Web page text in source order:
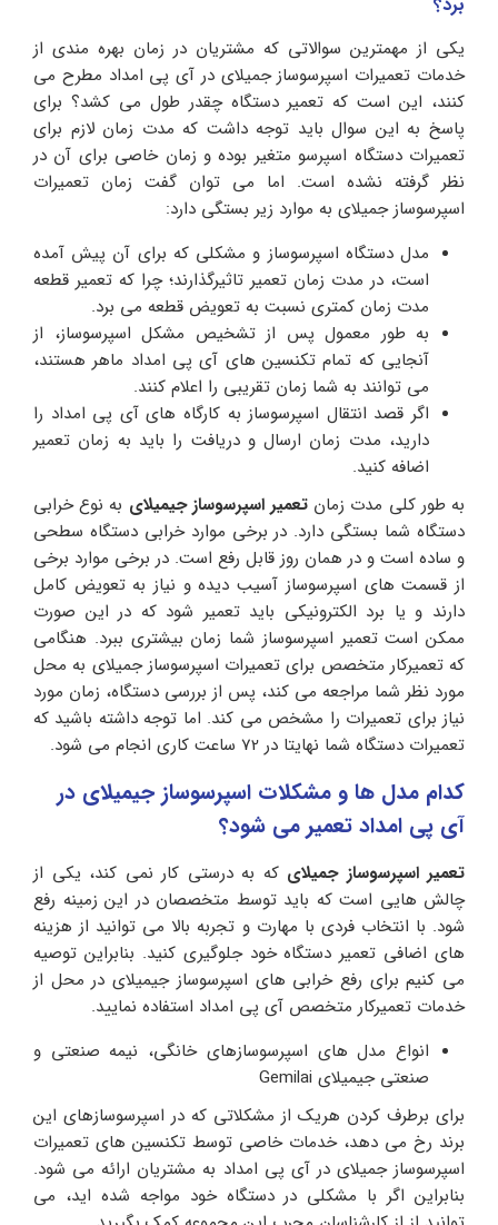
یکی از مهمترین سوالاتی که مشتریان در زمان بهره مندی از
خدمات تعمیرات اسپرسوساز جمیلای در آی پی امداد مطرح می
کنند، این است که تعمیر دستگاه چقدر طول می کشد؟ برای
پاسخ به این سوال باید توجه داشت که مدت زمان لازم برای
تعمیرات دستگاه اسپرسو متغیر بوده و زمان خاصی برای آن در
نظر گرفته نشده است. اما می توان گفت زمان تعمیرات
اسپرسوساز جمیلای به موارد زیر بستگی دارد:
مدل دستگاه اسپرسوساز و مشکلی که برای آن پیش آمده
است، در مدت زمان تعمیر تاثیرگذارند؛ چرا که تعمیر قطعه
مدت زمان کمتری نسبت به تعویض قطعه می برد.
به طور معمول پس از تشخیص مشکل اسپرسوساز، از
آنجایی که تمام تکنسین های آی پی امداد ماهر هستند،
می توانند به شما زمان تقریبی را اعلام کنند.
اگر قصد انتقال اسپرسوساز به کارگاه های آی پی امداد را
دارید، مدت زمان ارسال و دریافت را باید به زمان تعمیر
اضافه کنید.
به طور کلی مدت زمان تعمیر اسپرسوساز جیمیلای به نوع خرابی
دستگاه شما بستگی دارد. در برخی موارد خرابی دستگاه سطحی
و ساده است و در همان روز قابل رفع است. در برخی موارد برخی
از قسمت های اسپرسوساز آسیب دیده و نیاز به تعویض کامل
دارند و یا برد الکترونیکی باید تعمیر شود که در این صورت
ممکن است تعمیر اسپرسوساز شما زمان بیشتری ببرد. هنگامی
که تعمیرکار متخصص برای تعمیرات اسپرسوساز جمیلای به محل
مورد نظر شما مراجعه می کند، پس از بررسی دستگاه، زمان مورد
نیاز برای تعمیرات را مشخص می کند. اما توجه داشته باشید که
تعمیرات دستگاه شما نهایتا در 72 ساعت کاری انجام می شود.
کدام مدل ها و مشکلات اسپرسوساز جیمیلای در
آی پی امداد تعمیر می شود؟
تعمیر اسپرسوساز جمیلای که به درستی کار نمی کند، یکی از
چالش هایی است که باید توسط متخصصان در این زمینه رفع
شود. با انتخاب فردی با مهارت و تجربه بالا می توانید از هزینه
های اضافی تعمیر دستگاه خود جلوگیری کنید. بنابراین توصیه
می کنیم برای رفع خرابی های اسپرسوساز جیمیلای در محل از
خدمات تعمیرکار متخصص آی پی امداد استفاده نمایید.
انواع مدل های اسپرسوسازهای خانگی، نیمه صنعتی و
صنعتی جیمیلای Gemilai
برای برطرف کردن هریک از مشکلاتی که در اسپرسوسازهای این
برند رخ می دهد، خدمات خاصی توسط تکنسین های تعمیرات
اسپرسوساز جمیلای در آی پی امداد به مشتریان ارائه می شود.
بنابراین اگر با مشکلی در دستگاه خود مواجه شده اید، می